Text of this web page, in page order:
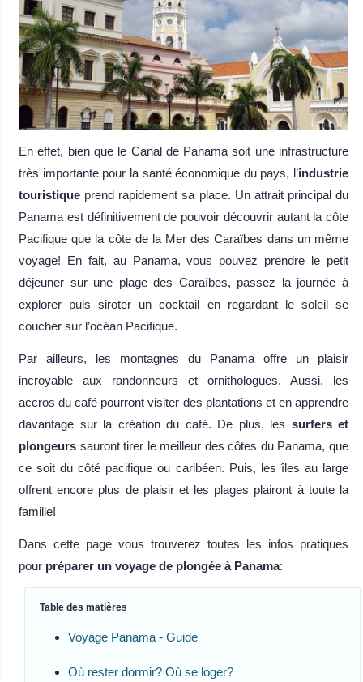
En effet, bien que le Canal de Panama soit une infrastructure
très importante pour la santé économique du pays, l’industrie
touristique prend rapidement sa place. Un attrait principal du
Panama est définitivement de pouvoir découvrir autant la côte
Pacifique que la côte de la Mer des Caraïbes dans un même
voyage! En fait, au Panama, vous pouvez prendre le petit
déjeuner sur une plage des Caraïbes, passez la journée à
explorer puis siroter un cocktail en regardant le soleil se
coucher sur l’océan Pacifique.
Par ailleurs, les montagnes du Panama offre un plaisir
incroyable aux randonneurs et ornithologues. Aussi, les
accros du café pourront visiter des plantations et en apprendre
davantage sur la création du café. De plus, les surfers et
plongeurs sauront tirer le meilleur des côtes du Panama, que
ce soit du côté pacifique ou caribéen. Puis, les îles au large
offrent encore plus de plaisir et les plages plairont à toute la
famille!
Dans cette page vous trouverez toutes les infos pratiques
pour préparer un voyage de plongée à Panama:
Table des matières
Voyage Panama - Guide
Où rester dormir? Où se loger?